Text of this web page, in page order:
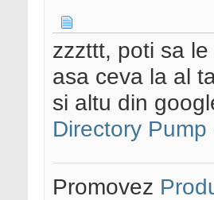
zzzttt, poti sa
asa ceva la al
si altu din
Directory
Promovez